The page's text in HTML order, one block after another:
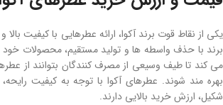
یکی از نقاط قوت برند آکوا، ارائه عطرهایی با کیفیت
برند با حذف واسطه‌ ها و تولید مستقیم، محصولات خود
می ‌کند تا طیف وسیعی از مصرف‌ کنندگان بتوانند از
بهره ‌مند شوند. عطرهای آکوا با توجه به کیفیت
شکیل، ارزش خرید بالایی دارند.